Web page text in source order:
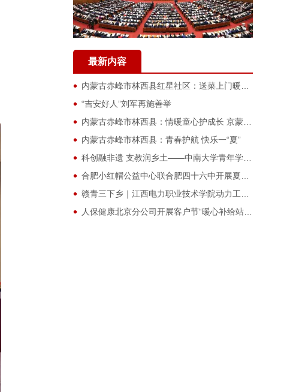
最新内容
内蒙古赤峰市林西县红星社区：送菜上门暖人心 细微之处见真情
“吉安好人”刘军再施善举
内蒙古赤峰市林西县：情暖童心护成长 京蒙协作筑未来
内蒙古赤峰市林西县：青春护航 快乐一“夏”
科创融非遗 支教润乡土——中南大学青年学子赴江华开展三下乡实践活动
合肥小红帽公益中心联合肥四十六中开展夏日文明实践志愿服务
赣青三下乡｜江西电力职业技术学院动力工程学院：防暑防蚊送清凉，入户走访护安康
人保健康北京分公司开展客户节“暖心补给站 权益伴同行”活动